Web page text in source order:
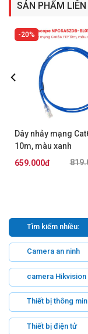
SẢN PHẨM LIÊN
20%
Dây nhảy mạng
10m, màu xanh
AMP/Commscope
659.000đ
Tìm kiếm nhiều:
Camera an ninh
camera Hikvision
Thiết bị thông
Thiết bị điện tử